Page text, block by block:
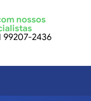
nossos
99207-2436